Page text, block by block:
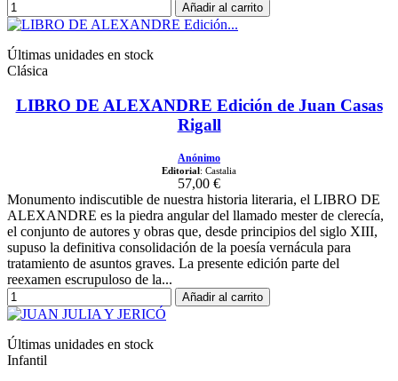
Añadir al carrito
Últimas unidades en stock
Clásica
LIBRO DE ALEXANDRE Edición de Juan Casas
Rigall
Anónimo
Editorial: Castalia
57,00 €
Monumento indiscutible de nuestra historia literaria, el LIBRO DE
ALEXANDRE es la piedra angular del llamado mester de clerecía,
el conjunto de autores y obras que, desde principios del siglo XIII,
supuso la definitiva consolidación de la poesía vernácula para
tratamiento de asuntos graves. La presente edición parte del
reexamen escrupuloso de la...
Añadir al carrito
Últimas unidades en stock
Infantil